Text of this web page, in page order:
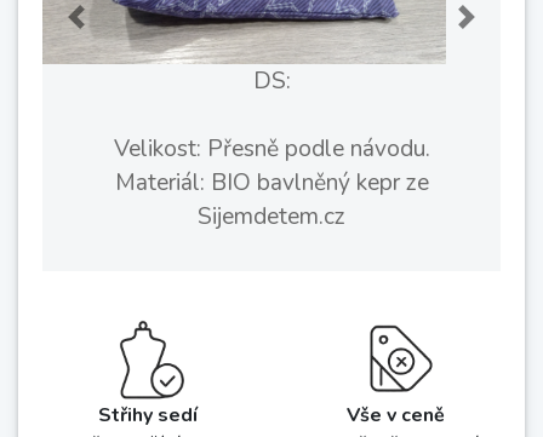
DS:
Velikost: Přesně podle návodu.
Materiál: BIO bavlněný kepr ze
Sijemdetem.cz
Previous Next
Střihy sedí
Vše v ceně